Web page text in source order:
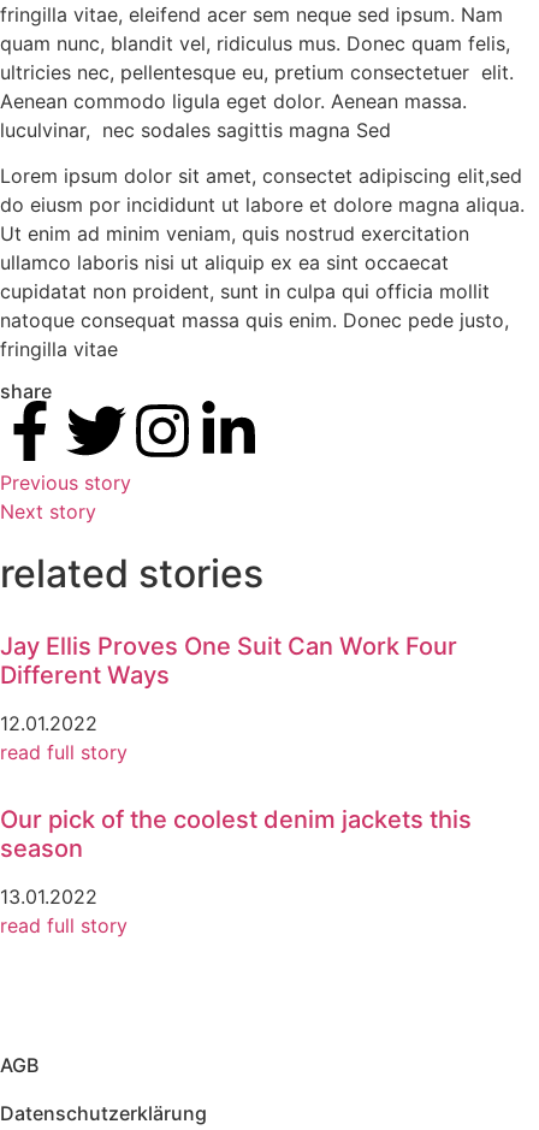
fringilla vitae, eleifend acer sem neque sed ipsum. Nam
quam nunc, blandit vel, ridiculus mus. Donec quam felis,
ultricies nec, pellentesque eu, pretium consectetuer elit.
Aenean commodo ligula eget dolor. Aenean massa.
luculvinar, nec sodales sagittis magna Sed
Lorem ipsum dolor sit amet, consectet adipiscing elit,sed
do eiusm por incididunt ut labore et dolore magna aliqua.
Ut enim ad minim veniam, quis nostrud exercitation
ullamco laboris nisi ut aliquip ex ea sint occaecat
cupidatat non proident, sunt in culpa qui officia mollit
natoque consequat massa quis enim. Donec pede justo,
fringilla vitae
share
Previous story
Next story
related stories
Jay Ellis Proves One Suit Can Work Four
Different Ways
12.01.2022
read full story
Our pick of the coolest denim jackets this
season
13.01.2022
read full story
AGB
Datenschutzerklärung